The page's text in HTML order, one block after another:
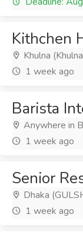
Kithchen
Khulna
1 week ago
Barista
Anywhere in
1 week ago
Senior
Dhaka
1 week ago